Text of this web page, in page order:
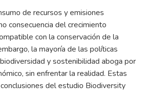
de recursos y emisiones
consecuencia del crecimiento
con la conservación de la
la mayoría de las políticas
y sostenibilidad aboga por
sin enfrentar la realidad. Estas
del estudio Biodiversity